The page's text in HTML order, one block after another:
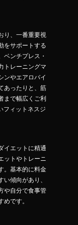
り、一番重要視
をサポートする
ベンチプレス・
トレーニングマ
ンやエアロバイ
あったりと、筋
まで幅広くご利
フィットネスジ
イエットに精通
ットやトレーニ
。基本的に料金
傾向があり、
や自分で食事管
です。